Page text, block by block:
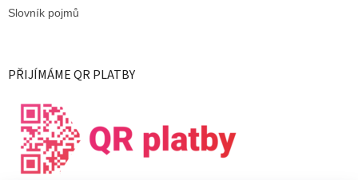
Slovník pojmů
PŘIJÍMÁME QR PLATBY